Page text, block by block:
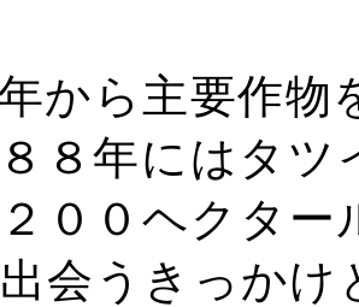
から主要作物
８年にはタツ
００ヘクタ
会うきっか